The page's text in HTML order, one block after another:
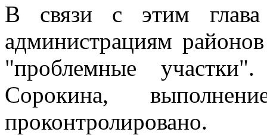
В связи с этим глава
администрациям
"проблемные
Сорокина,
проконтролировано.